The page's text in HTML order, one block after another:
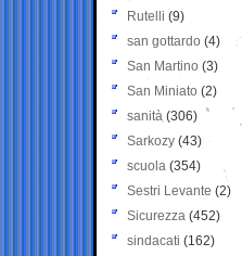
Rutelli (9)
san gottardo (4)
San Martino (3)
San Miniato (2)
sanità (306)
Sarkozy (43)
scuola (354)
Sestri Levante (2)
Sicurezza (452)
sindacati (162)